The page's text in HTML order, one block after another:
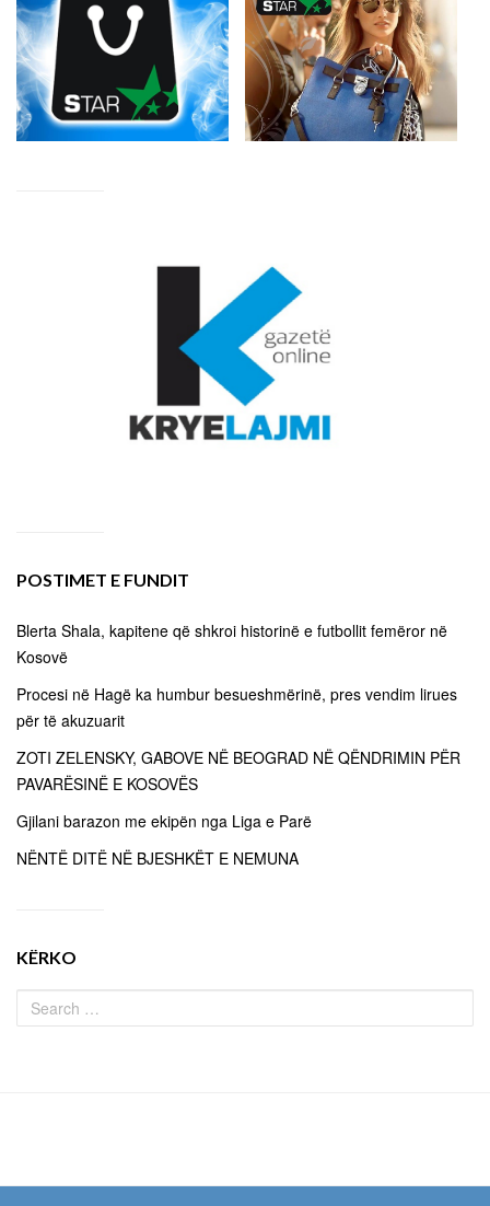
POSTIMET E FUNDIT
Blerta Shala, kapitene që shkroi historinë e futbollit femëror në
Kosovë
Procesi në Hagë ka humbur besueshmërinë, pres vendim lirues
për të akuzuarit
ZOTI ZELENSKY, GABOVE NË BEOGRAD NË QËNDRIMIN PËR
PAVARËSINË E KOSOVËS
Gjilani barazon me ekipën nga Liga e Parë
NËNTË DITË NË BJESHKËT E NEMUNA
KËRKO